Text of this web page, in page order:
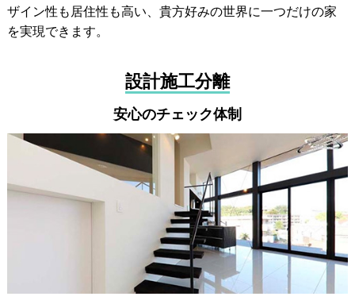
ザイン性も居住性も高い、貴方好みの世界に一つだけの家
を実現できます。
設計施工分離
安心のチェック体制